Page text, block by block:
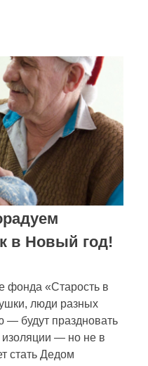
в Новый год!
фонда «Старость в
люди разных
— будут праздновать
— но не в
стать Дедом